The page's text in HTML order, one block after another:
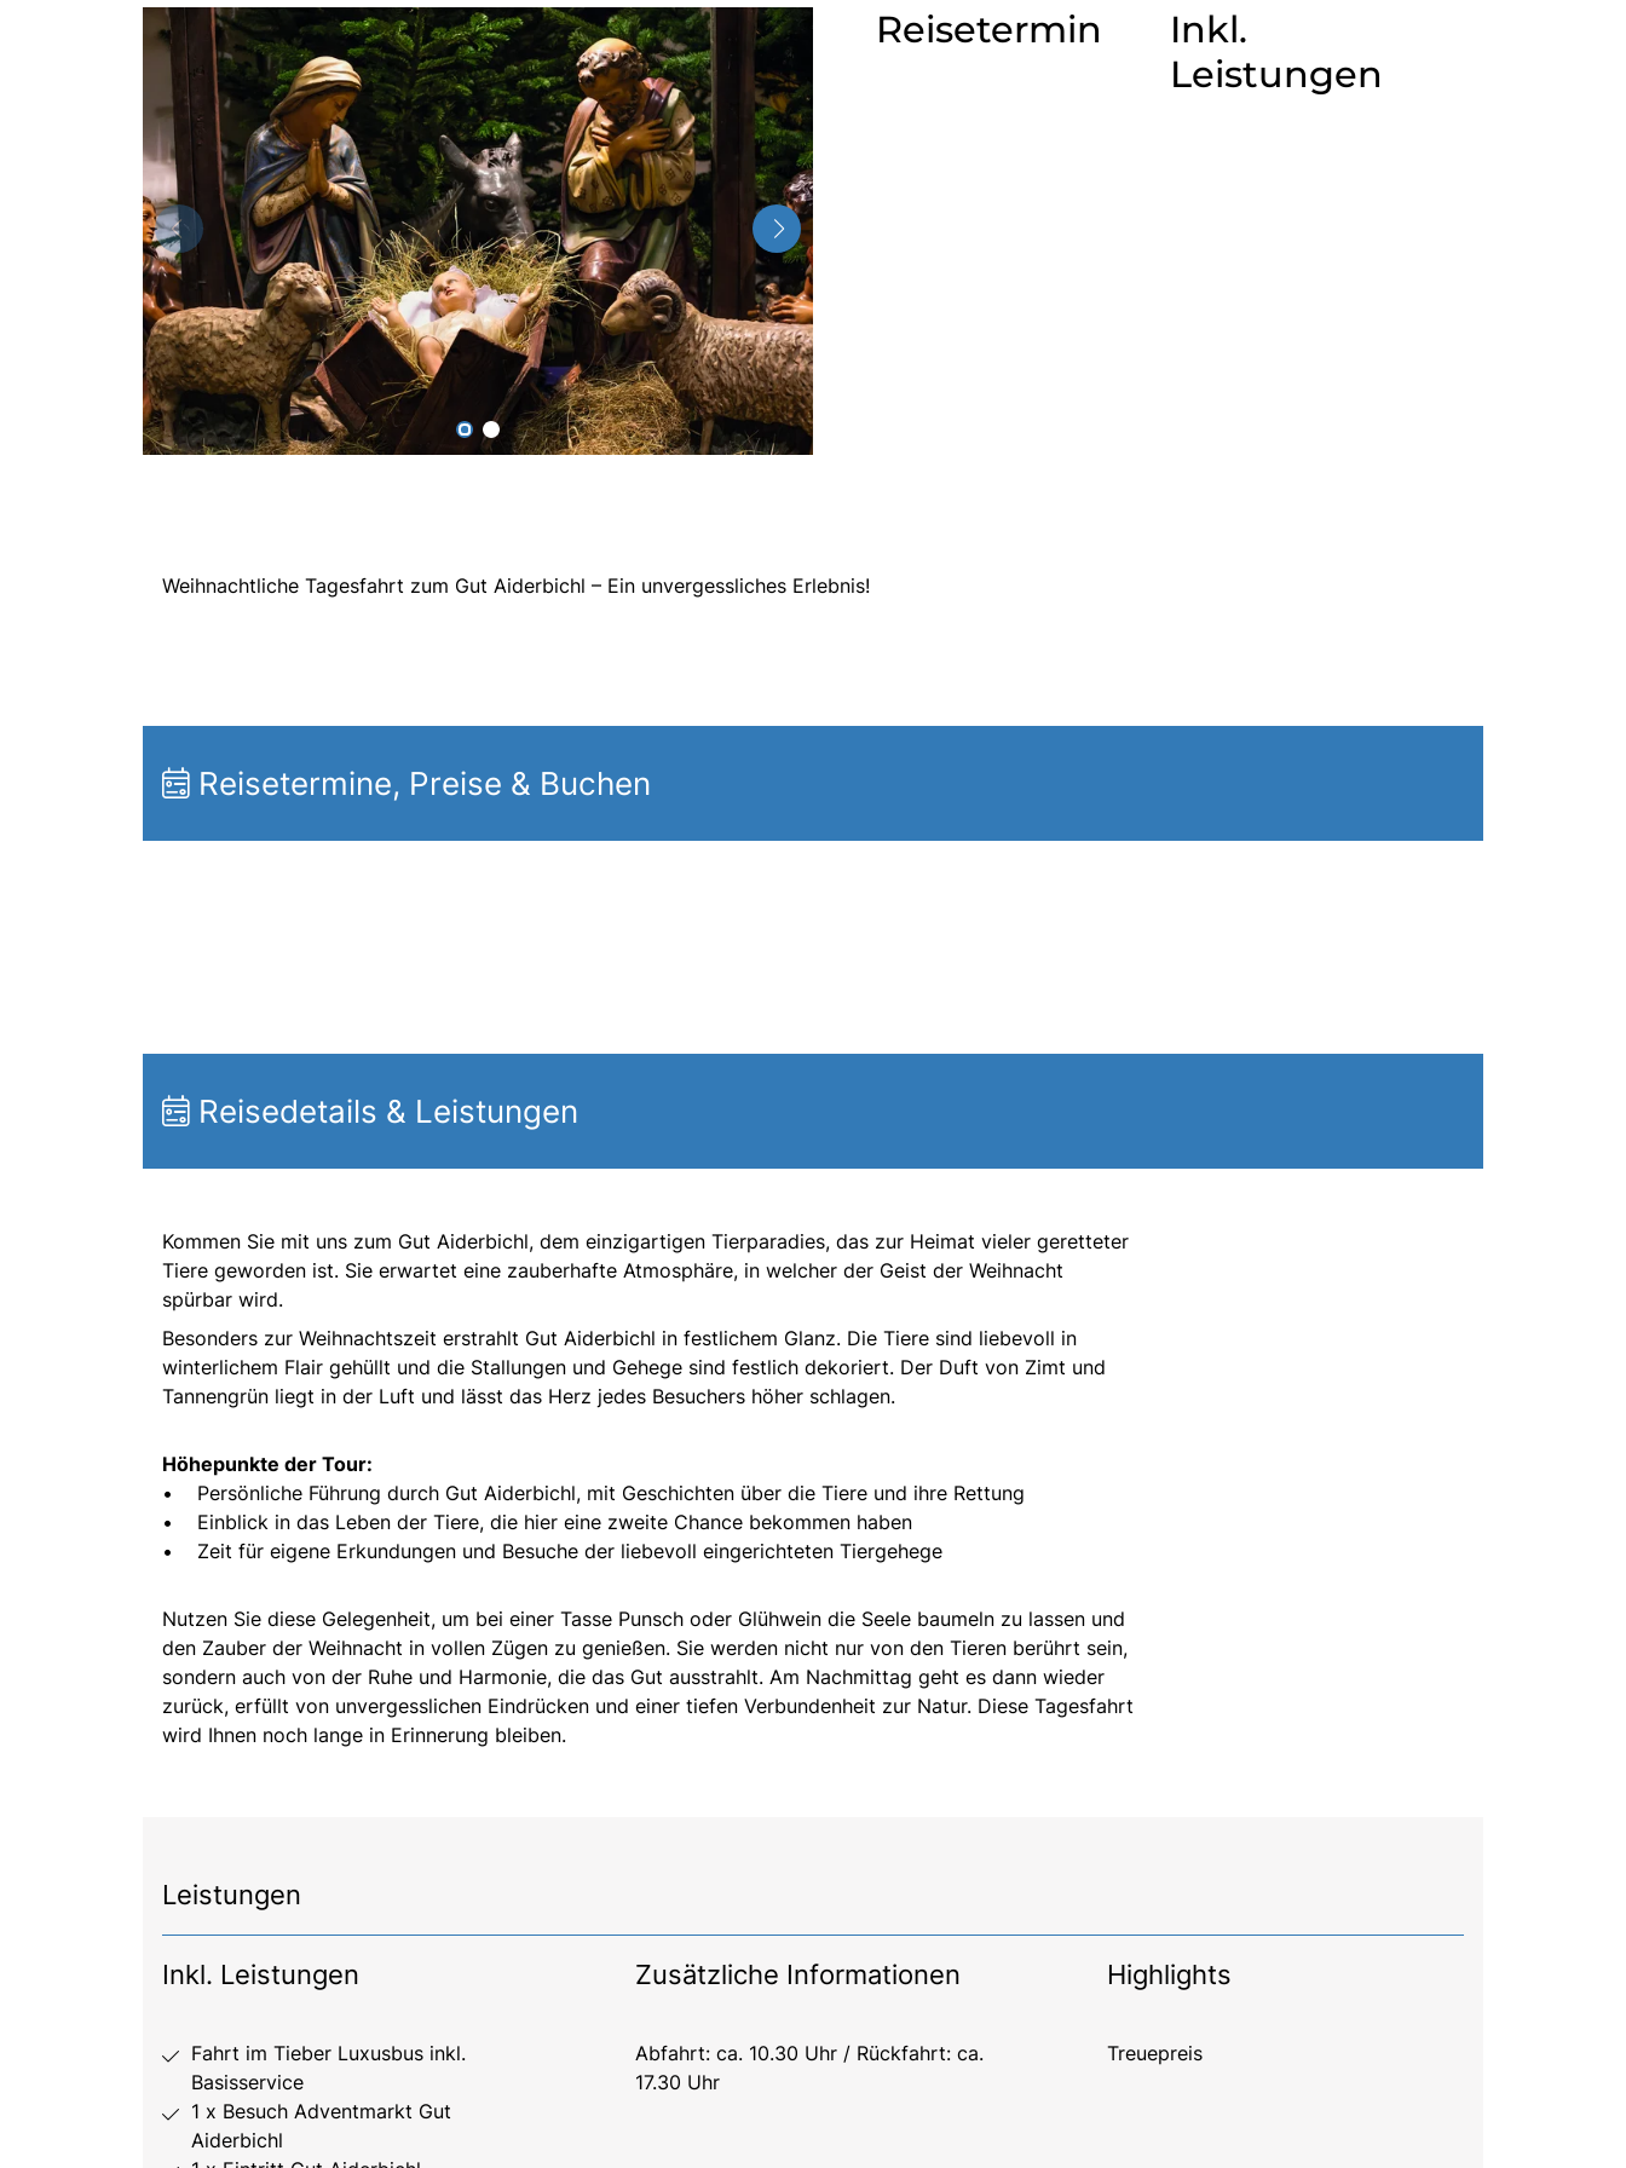
Reisetermin
Inkl.
Leistungen
Weihnachtliche Tagesfahrt zum Gut Aiderbichl – Ein unvergessliches Erlebnis!
Reisetermine, Preise & Buchen
Reisedetails & Leistungen
Kommen Sie mit uns zum Gut Aiderbichl, dem einzigartigen Tierparadies, das zur Heimat vieler geretteter
Tiere geworden ist. Sie erwartet eine zauberhafte Atmosphäre, in welcher der Geist der Weihnacht
spürbar wird.
Besonders zur Weihnachtszeit erstrahlt Gut Aiderbichl in festlichem Glanz. Die Tiere sind liebevoll in
winterlichem Flair gehüllt und die Stallungen und Gehege sind festlich dekoriert. Der Duft von Zimt und
Tannengrün liegt in der Luft und lässt das Herz jedes Besuchers höher schlagen.
Höhepunkte der Tour:
• Persönliche Führung durch Gut Aiderbichl, mit Geschichten über die Tiere und ihre Rettung
• Einblick in das Leben der Tiere, die hier eine zweite Chance bekommen haben
• Zeit für eigene Erkundungen und Besuche der liebevoll eingerichteten Tiergehege
Nutzen Sie diese Gelegenheit, um bei einer Tasse Punsch oder Glühwein die Seele baumeln zu lassen und
den Zauber der Weihnacht in vollen Zügen zu genießen. Sie werden nicht nur von den Tieren berührt sein,
sondern auch von der Ruhe und Harmonie, die das Gut ausstrahlt. Am Nachmittag geht es dann wieder
zurück, erfüllt von unvergesslichen Eindrücken und einer tiefen Verbundenheit zur Natur. Diese Tagesfahrt
wird Ihnen noch lange in Erinnerung bleiben.
Leistungen
Inkl. Leistungen
Fahrt im Tieber Luxusbus inkl.
Basisservice
1 x Besuch Adventmarkt Gut
Aiderbichl
Zusätzliche Informationen
Abfahrt: ca. 10.30 Uhr / Rückfahrt: ca.
17.30 Uhr
Highlights
Treuepreis